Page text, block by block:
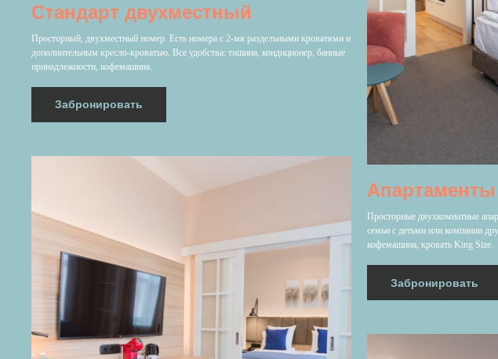
Стандарт двухместный
Просторный, двухместный номер. Есть номера с 2-мя раздельными кроватями и
дополнительным кресло-кроватью. Все удобства: тишина, кондиционер, банные
принадлежности, кофемашина.
Забронировать
Апартаменты
Просторные двухкомнатные
семьи с детьми или компании
кофемашина, кровать King Size.
Забронировать